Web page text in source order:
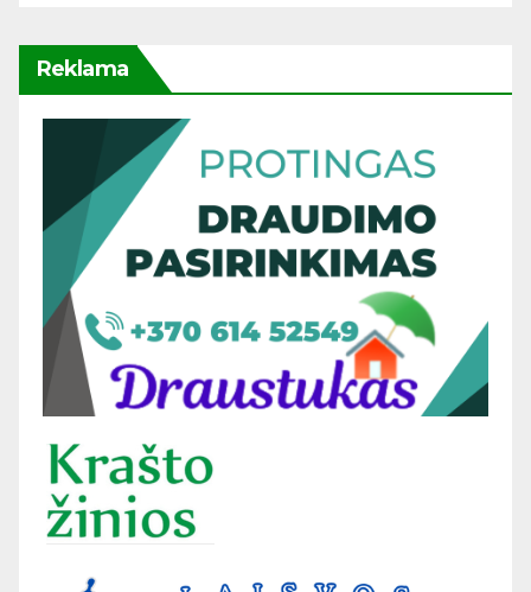
Reklama